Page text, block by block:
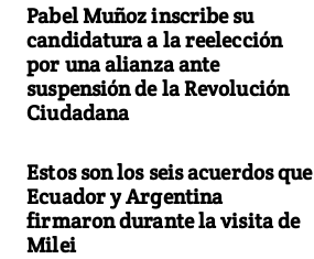
Pabel Muñoz inscribe su
candidatura a la reelección
por una alianza ante
suspensión de la Revolución
Ciudadana
Estos son los seis acuerdos que
Ecuador y Argentina
firmaron durante la visita de
Milei